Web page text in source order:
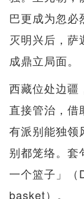
巴更成为忽必
灭明兴后，萨
成鼎立局面。
西藏位处边疆
直接管治，借
有派别能独领
别都笼络。套
一个篮子」
basket）。